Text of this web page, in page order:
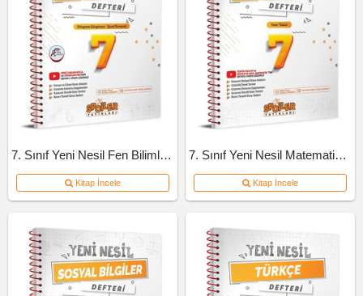
7. Sınıf Yeni Nesil Fen Bilimleri Defteri
Kitap İncele
7. Sınıf Yeni Nesil Matematik Defteri
Kitap İncele